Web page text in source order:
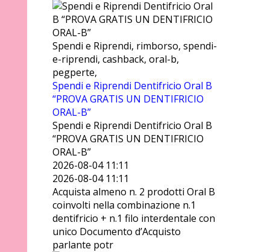
Spendi e Riprendi, rimborso, spendi-
e-riprendi, cashback, oral-b,
pegperte,
Spendi e Riprendi Dentifricio Oral B
“PROVA GRATIS UN DENTIFRICIO
ORAL-B”
Spendi e Riprendi Dentifricio Oral B
“PROVA GRATIS UN DENTIFRICIO
ORAL-B”
2026-08-04 11:11
2026-08-04 11:11
Acquista almeno n. 2 prodotti Oral B
coinvolti nella combinazione n.1
dentifricio + n.1 filo interdentale con
unico Documento d’Acquisto
parlante potr